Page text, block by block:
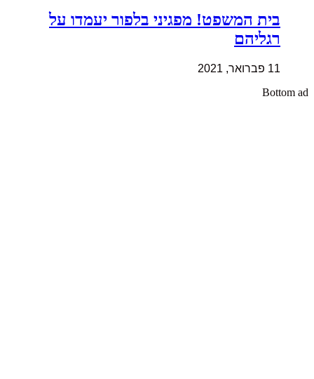
בית המשפט! מפגיני בלפור יעמדו על
רגליהם
11 פברואר, 2021
Bottom ad